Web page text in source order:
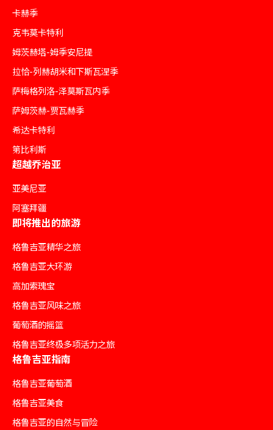
卡赫季
克韦莫卡特利
姆茨赫塔-姆季安尼提
拉恰-列赫胡米和下斯瓦涅季
萨梅格列洛-泽莫斯瓦内季
萨姆茨赫-贾瓦赫季
希达卡特利
第比利斯
超越乔治亚
亚美尼亚
阿塞拜疆
即将推出的旅游
格鲁吉亚精华之旅
格鲁吉亚大环游
高加索瑰宝
格鲁吉亚风味之旅
葡萄酒的摇篮
格鲁吉亚终极多项活力之旅
格鲁吉亚指南
格鲁吉亚葡萄酒
格鲁吉亚美食
格鲁吉亚的自然与冒险